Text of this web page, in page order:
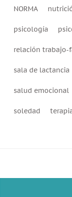
NORMA
psicología
relación trabajo-
sala de lactancia
salud emocional
soledad